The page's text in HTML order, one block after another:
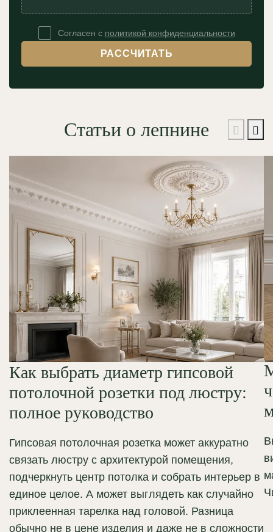
Согласен с политикой конфиденциальности
РАССЧИТАТЬ
Статьи о лепнине
Как выбрать диаметр гипсовой
потолочной розетки под люстру:
полное руководство
Гипсовая потолочная розетка может аккуратно
связать люстру с архитектурой помещения,
подчеркнуть центр потолка и собрать интерьер в
единое целое. А может выглядеть как случайно
приклеенная тарелка над головой. Разница
обычно не в цене изделия и даже не в сложности